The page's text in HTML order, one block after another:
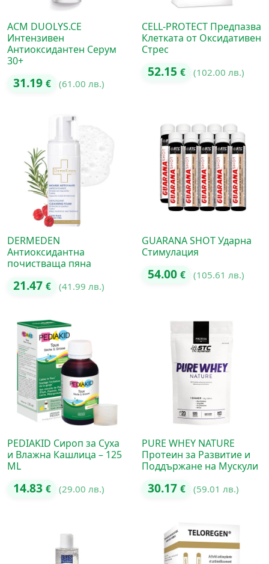
ACM DUOLYS.CE
Интензивен
Антиоксидантен Серум
30+
31.19 € (61.00 лв.)
CELL-PROTECT Предпазва
Клетката от Оксидативен
Стрес
52.15 € (102.00 лв.)
DERMEDEN
Антиоксидантна
почистваща пяна
21.47 € (41.99 лв.)
GUARANA SHOT Ударна
Стимулация
54.00 € (105.61 лв.)
PEDIAKID Сироп за Суха
и Влажна Кашлица – 125
ML
14.83 € (29.00 лв.)
PURE WHEY NATURE
Протеин за Развитие и
Поддържане на Мускули
30.17 € (59.01 лв.)